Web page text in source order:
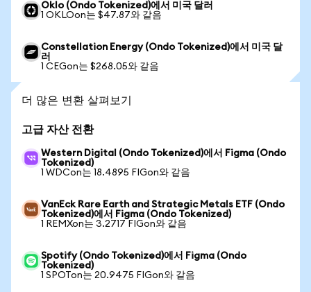
Oklo (Ondo Tokenized)에서 미국 달러
1 OKLOon는 $47.87와 같음
Constellation Energy (Ondo Tokenized)에서 미국 달
러
1 CEGon는 $268.05와 같음
더 많은 변환 살펴보기
고급 자산 전환
Western Digital (Ondo Tokenized)에서 Figma (Ondo
Tokenized)
1 WDCon는 18.4895 FIGon와 같음
VanEck Rare Earth and Strategic Metals ETF (Ondo
Tokenized)에서 Figma (Ondo Tokenized)
1 REMXon는 3.2717 FIGon와 같음
Spotify (Ondo Tokenized)에서 Figma (Ondo
Tokenized)
1 SPOTon는 20.9475 FIGon와 같음